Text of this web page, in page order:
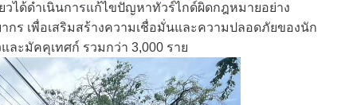
ยวได้ดำเนินการแก้ไขปัญหาทัวร์ไกด์ผิดกฎหมายอย่าง
กร เพื่อเสริมสร้างความเชื่อมั่นและความปลอดภัยของนัก
ละมัคคุเทศก์ รวมกว่า 3,000 ราย